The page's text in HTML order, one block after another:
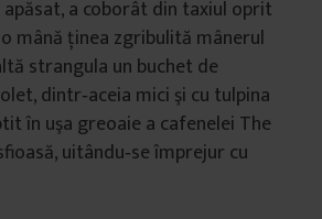
a coborât din taxiul oprit
o mână ţinea zgribulită mânerul
strangula un buchet de
dintr‐aceia mici şi cu tulpina
în uşa greoaie a cafenelei The
uitându‐se împrejur cu